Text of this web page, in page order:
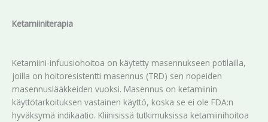
Ketamiiniterapia
Ketamiini-infuusiohoitoa on käytetty masennukseen potilailla,
joilla on hoitoresistentti masennus (TRD) sen nopeiden
masennuslääkkeiden vuoksi. Masennus on ketamiinin
käyttötarkoituksen vastainen käyttö, koska se ei ole FDA:n
hyväksymä indikaatio. Kliinisissä tutkimuksissa ketamiinihoitoa